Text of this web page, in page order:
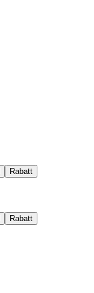
Rabatt
Rabatt